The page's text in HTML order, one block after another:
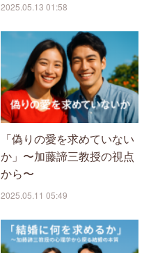
2025.05.13 01:58
「偽りの愛を求めていない
か」〜加藤諦三教授の視点
から〜
2025.05.11 05:49